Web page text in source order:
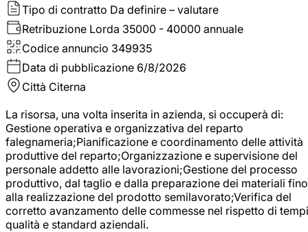
Tipo di contratto Da definire – valutare
Retribuzione Lorda 35000 - 40000 annuale
Codice annuncio 349935
Data di pubblicazione 6/8/2026
Città Citerna
La risorsa, una volta inserita in azienda, si occuperà di:
Gestione operativa e organizzativa del reparto
falegnameria;Pianificazione e coordinamento delle attività
produttive del reparto;Organizzazione e supervisione del
personale addetto alle lavorazioni;Gestione del processo
produttivo, dal taglio e dalla preparazione dei materiali fino
alla realizzazione del prodotto semilavorato;Verifica del
corretto avanzamento delle commesse nel rispetto di
qualità e standard aziendali.